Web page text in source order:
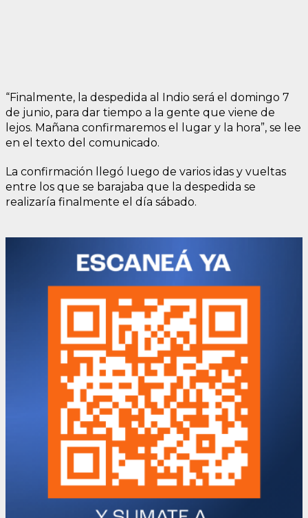
“Finalmente, la despedida al Indio será el domingo 7
de junio, para dar tiempo a la gente que viene de
lejos. Mañana confirmaremos el lugar y la hora”, se lee
en el texto del comunicado.
La confirmación llegó luego de varios idas y vueltas
entre los que se barajaba que la despedida se
realizaría finalmente el día sábado.